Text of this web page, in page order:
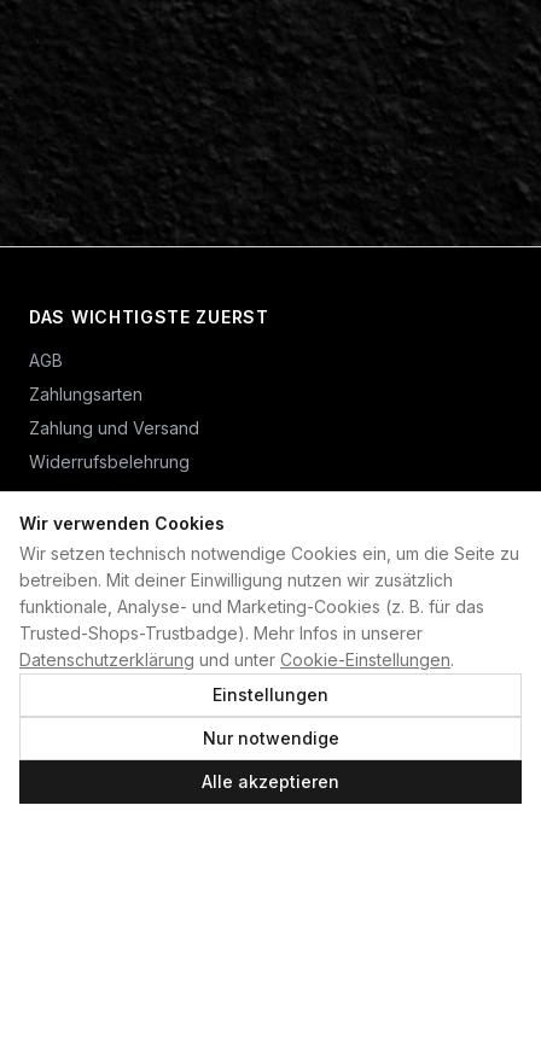
Wir verwenden Cookies
Wir setzen technisch notwendige Cookies ein, um die Seite zu
betreiben. Mit deiner Einwilligung nutzen wir zusätzlich
funktionale, Analyse- und Marketing-Cookies (z. B. für das
Trusted-Shops-Trustbadge). Mehr Infos in unserer
Datenschutzerklärung und unter Cookie-Einstellungen.
Einstellungen
Nur notwendige
Alle akzeptieren
DAS WICHTIGSTE ZUERST
AGB
Zahlungsarten
Zahlung und Versand
Widerrufsbelehrung
PLAN B
Home
Kontakt
Impressum
Datenschutzerklärung